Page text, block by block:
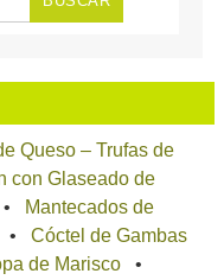
Queso – Trufas de
con Glaseado de
Mantecados de
Cóctel de Gambas
de Marisco